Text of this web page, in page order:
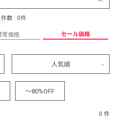
数 : 0件
常価格 セール価格
人気順
～80%OFF
0 件